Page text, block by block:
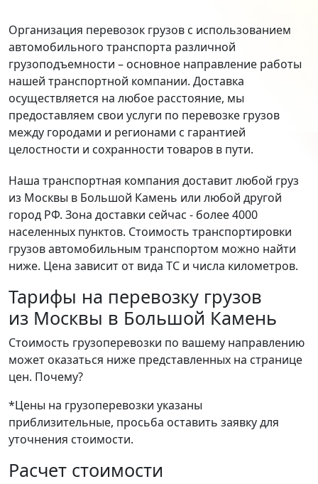
Организация перевозок грузов с использованием
автомобильного транспорта различной
грузоподъемности – основное направление работы
нашей транспортной компании. Доставка
осуществляется на любое расстояние, мы
предоставляем свои услуги по перевозке грузов
между городами и регионами с гарантией
целостности и сохранности товаров в пути.
Наша транспортная компания доставит любой груз
из Москвы в Большой Камень или любой другой
город РФ. Зона доставки сейчас - более 4000
населенных пунктов. Стоимость транспортировки
грузов автомобильным транспортом можно найти
ниже. Цена зависит от вида ТС и числа километров.
Тарифы на перевозку грузов
из Москвы в Большой Камень
Стоимость грузоперевозки по вашему направлению
может оказаться ниже представленных на странице
цен. Почему?
*Цены на грузоперевозки указаны
приблизительные, просьба оставить заявку для
уточнения стоимости.
Расчет стоимости